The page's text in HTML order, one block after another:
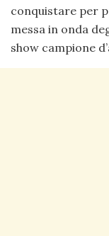
conquistare per
messa in onda
show campione